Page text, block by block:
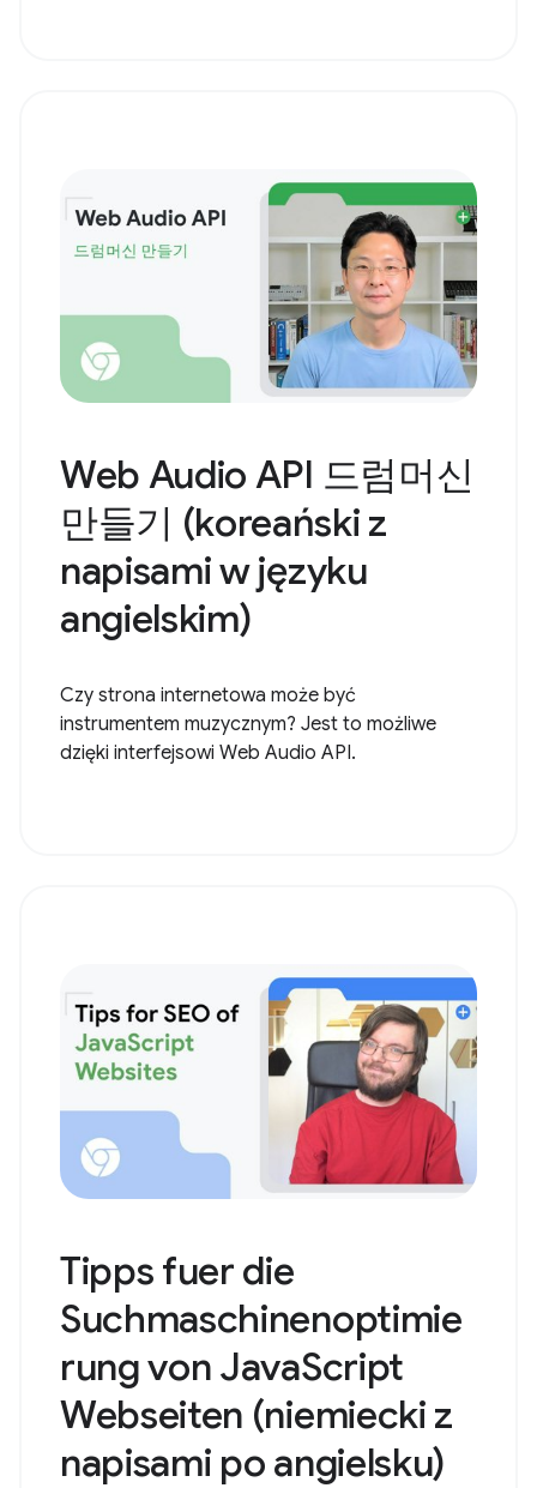
Web Audio API 드럼머신
만들기 (koreański z
napisami w języku
angielskim)
Czy strona internetowa może być
instrumentem muzycznym? Jest to możliwe
dzięki interfejsowi Web Audio API.
Tipps fuer die
Suchmaschinenoptimie
rung von JavaScript
Webseiten (niemiecki z
napisami po angielsku)